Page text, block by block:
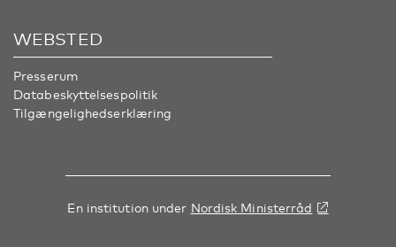
WEBSTED
Presserum
Databeskyttelsespolitik
Tilgængelighedserklæring
En institution under Nordisk Ministerråd